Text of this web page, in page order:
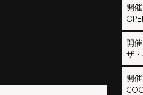
開
開
ザ
開